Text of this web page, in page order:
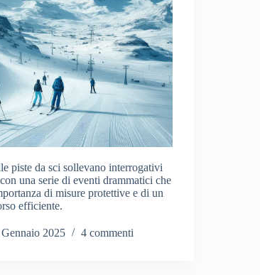
piste da sci sollevano interrogativi
una serie di eventi drammatici che
di misure protettive e di un
efficiente.
2025 4 commenti